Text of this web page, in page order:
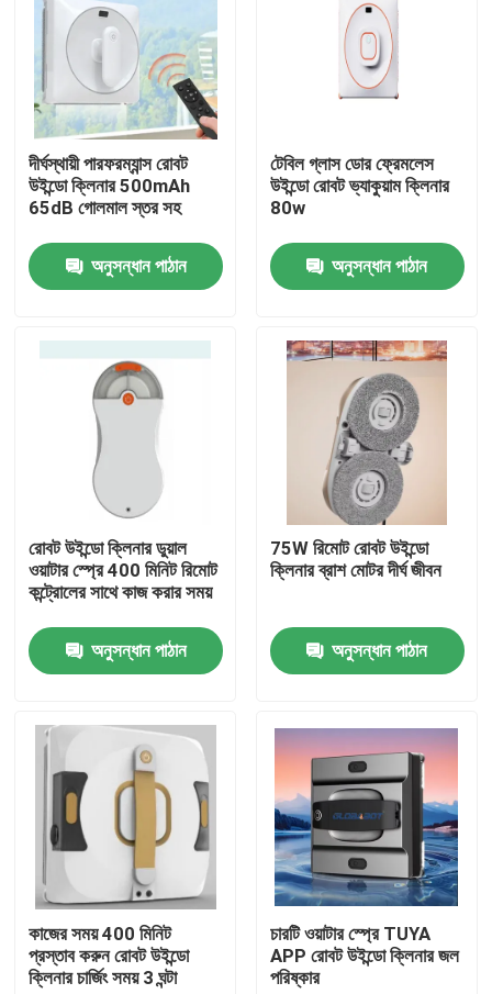
বাড়ি
আমাদের সম্পর্কে
কারখানা ভ্রমণ
উদ্ধৃতির জন্য আবেদন
রোবট ভ্যাকুয়াম ক্লিনার
রোবট উইন্ডো ক্লিনার
দীর্ঘস্থায়ী পারফরম্যান্স রোবট
উইন্ডো ক্লিনার 500mAh
65dB গোলমাল স্তর সহ
অনুসন্ধান পাঠান
টেবিল গ্লাস ডোর ফ্রেমলেস
উইন্ডো রোবট ভ্যাকুয়াম ক্লিনার
80w
অনুসন্ধান পাঠান
রোবট উইন্ডো ক্লিনার ডুয়াল
ওয়াটার স্প্রে 400 মিনিট রিমোট
কন্ট্রোলের সাথে কাজ করার সময়
অনুসন্ধান পাঠান
75W রিমোট রোবট উইন্ডো
ক্লিনার ব্রাশ মোটর দীর্ঘ জীবন
অনুসন্ধান পাঠান
কাজের সময় 400 মিনিট
প্রস্তাব করুন রোবট উইন্ডো
ক্লিনার চার্জিং সময় 3 ঘন্টা
চারটি ওয়াটার স্প্রে TUYA
APP রোবট উইন্ডো ক্লিনার জল
পরিষ্কার